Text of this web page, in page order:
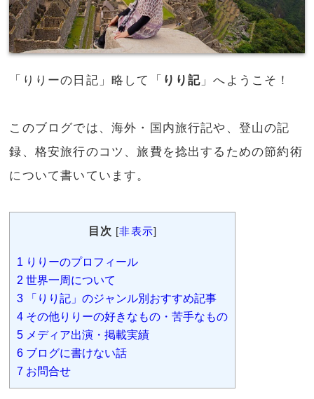
「りりーの日記」略して「 りり記 」へようこそ！
このブログでは、海外・国内旅行記や、登山の記
録、格安旅行のコツ、旅費を捻出するための節約術
について書いています。
目次 [非表示]
1 りりーのプロフィール
2 世界一周について
3 「りり記」のジャンル別おすすめ記事
4 その他りりーの好きなもの・苦手なもの
5 メディア出演・掲載実績
6 ブログに書けない話
7 お問合せ